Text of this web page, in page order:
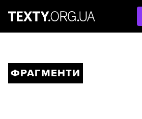
ФРАГМЕНТИ